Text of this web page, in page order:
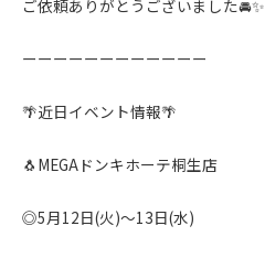
ご依頼ありがとうございました🚘✨️
ーーーーーーーーーーーー
🌴近日イベント情報🌴
🐧MEGAドンキホーテ桐生店
◎5月12日(火)〜13日(水)